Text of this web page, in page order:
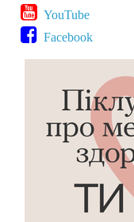
YouTube
Facebook